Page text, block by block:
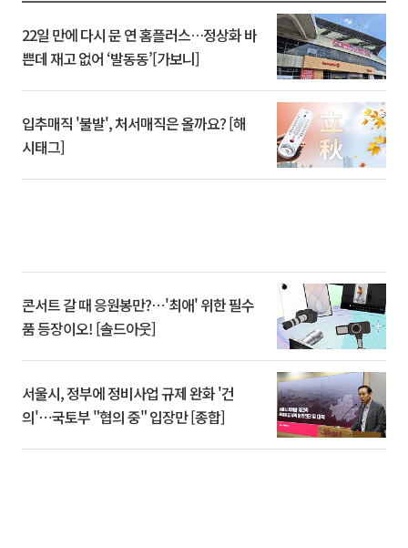
22일 만에 다시 문 연 홈플러스…정상화 바
쁜데 재고 없어 ‘발동동’[가보니]
입추매직 '불발', 처서매직은 올까요? [해
시태그]
콘서트 갈 때 응원봉만?⋯'최애' 위한 필수
품 등장이오! [솔드아웃]
서울시, 정부에 정비사업 규제 완화 '건
의'⋯국토부 "협의 중" 입장만 [종합]